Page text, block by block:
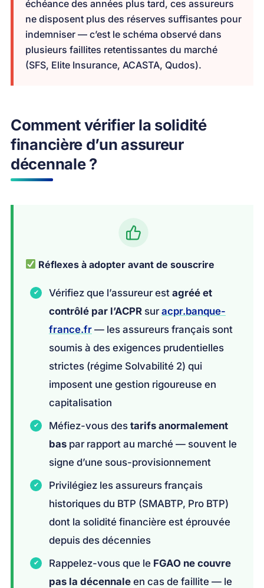
échéance des années plus tard, ces assureurs
ne disposent plus des réserves suffisantes pour
indemniser — c’est le schéma observé dans
plusieurs faillites retentissantes du marché
(SFS, Elite Insurance, ACASTA, Qudos).
Comment vérifier la solidité
financière d’un assureur
décennale ?
Réflexes à adopter avant de souscrire
Vérifiez que l’assureur est agréé et
contrôlé par l’ACPR suracpr.banque-
france.fr — les assureurs français sont
soumis à des exigences prudentielles
strictes (régime Solvabilité 2) qui
imposent une gestion rigoureuse en
capitalisation
Méfiez-vous des tarifs anormalement
bas par rapport au marché — souvent le
signe d’une sous-provisionnement
Privilégiez les assureurs français
historiques du BTP (SMABTP, Pro BTP)
dont la solidité financière est éprouvée
depuis des décennies
Rappelez-vous que le FGAO ne couvre
pas la décennale en cas de faillite — le